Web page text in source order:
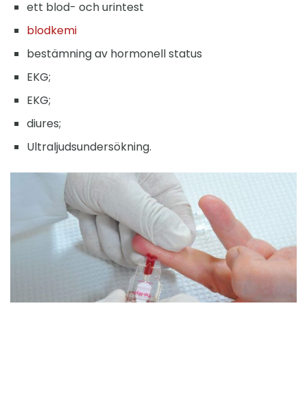
ett blod- och urintest
blodkemi
bestämning av hormonell status
EKG;
EKG;
diures;
Ultraljudsundersökning.